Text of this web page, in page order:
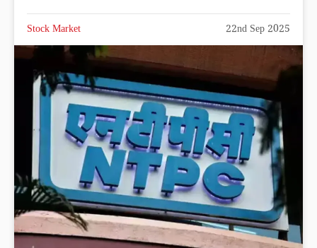
Stock Market 22nd Sep 2025